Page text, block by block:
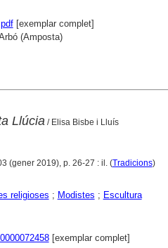
[exemplar complet]
(Amposta)
Llúcia / Elisa Bisbe i Lluís
(gener 2019), p. 26-27 : il. (Tradicions)
religioses ; Modistes ; Escultura
[exemplar complet]